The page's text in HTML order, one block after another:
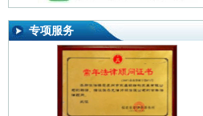
专项服务